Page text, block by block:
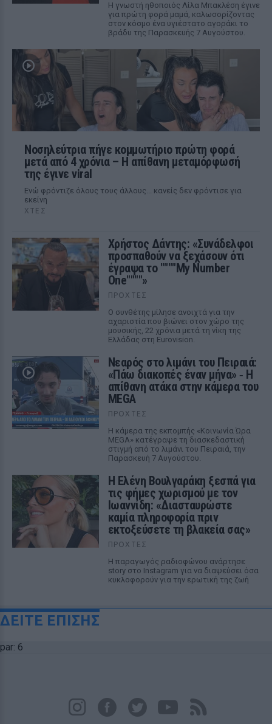
Η γνωστή ηθοποιός Λίλα Μπακλέση έγινε
για πρώτη φορά μαμά, καλωσορίζοντας
στον κόσμο ένα υγιέστατο αγοράκι το
βράδυ της Παρασκευής 7 Αυγούστου.
Νοσηλεύτρια πήγε κομμωτήριο πρώτη φορά
μετά από 4 χρόνια – Η απίθανη μεταμόρφωσή
της έγινε viral
Ενώ φρόντιζε όλους τους άλλους... κανείς δεν φρόντισε για
εκείνη
ΧΤΕΣ
Χρήστος Δάντης: «Συνάδελφοι
προσπαθούν να ξεχάσουν ότι
έγραψα το """"My Number
One""""»
ΠΡΟΧΤΈΣ
Ο συνθέτης μίλησε ανοιχτά για την
αχαριστία που βιώνει στον χώρο της
μουσικής, 22 χρόνια μετά τη νίκη της
Ελλάδας στη Eurovision.
Νεαρός στο λιμάνι του Πειραιά:
«Πάω διακοπές έναν μήνα» ‑ Η
απίθανη ατάκα στην κάμερα του
MEGA
ΠΡΟΧΤΈΣ
Η κάμερα της εκπομπής «Κοινωνία Ώρα
MEGA» κατέγραψε τη διασκεδαστική
στιγμή από το λιμάνι του Πειραιά, την
Παρασκευή 7 Αυγούστου.
Η Ελένη Βουλγαράκη ξεσπά για
τις φήμες χωρισμού με τον
Ιωαννίδη: «Διασταυρώστε
καμία πληροφορία πριν
εκτοξεύσετε τη βλακεία σας»
ΠΡΟΧΤΈΣ
Η παραγωγός ραδιοφώνου ανάρτησε
story στο Instagram για να διαψεύσει όσα
κυκλοφορούν για την ερωτική της ζωή
ΔΕΙΤΕ ΕΠΙΣΗΣ
par: 6